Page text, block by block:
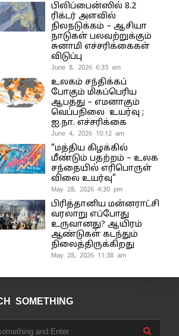
பிலிப்பைன்ஸில் 8.2
ரிக்டர் அளவில்
நிலநடுக்கம் – ஆசியா
நாடுகள் பலவற்றுக்கும்
சுனாமி எச்சரிக்கைகள்
விடுப்பு
June 8, 2026 6:33 am
உலகம் சந்திக்கப்
போகும் மிகப்பெரிய
ஆபத்து – எமனாகும்
வெப்பநிலை உயர்வு ;
ஐ.நா. எச்சரிக்கை
June 4, 2026 10:12 am
“மத்திய கிழக்கில்
மீண்டும் பதற்றம் – உலக
சந்தையில் எரிபொருள்
விலை உயர்வு”
May 28, 2026 4:30 pm
பிரித்தானிய மன்னராட்சி
வரலாறு எப்போது
உருவானது? ஆயிரம்
ஆண்டுகள் கடந்தும்
நிலைத்திருக்கிறது
May 28, 2026 11:38 am
SOMETHING